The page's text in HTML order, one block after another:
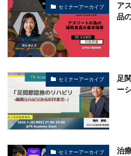
セミナーアーカイブ
ア
品
セミナーアーカイブ
足
ー
セミナーアーカイブ 治